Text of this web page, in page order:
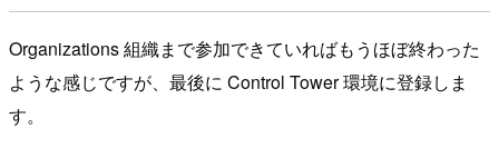
Organizations 組織まで参加できていればもうほぼ終わった
ような感じですが、最後に Control Tower 環境に登録しま
す。